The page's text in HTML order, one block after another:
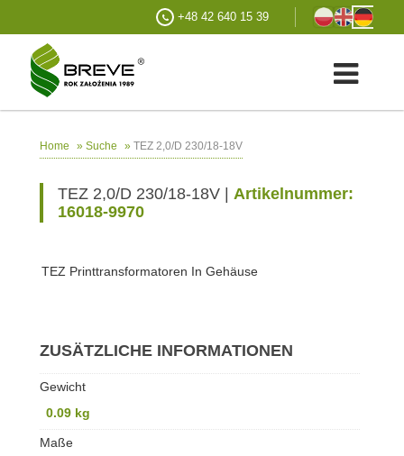
+48 42 640 15 39
Home » Suche » TEZ 2,0/D 230/18-18V
TEZ 2,0/D 230/18-18V | Artikelnummer:
16018-9970
TEZ Printtransformatoren In Gehäuse
ZUSÄTZLICHE INFORMATIONEN
Gewicht
0.09 kg
Maße